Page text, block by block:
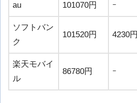
au 101070円 ｰ
ソフトバン
ク
101520円 4230円
楽天モバイ
ル
86780円 ｰ